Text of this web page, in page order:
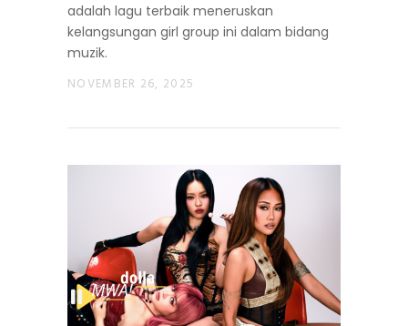
adalah lagu terbaik meneruskan
kelangsungan girl group ini dalam bidang
muzik.
NOVEMBER 26, 2025